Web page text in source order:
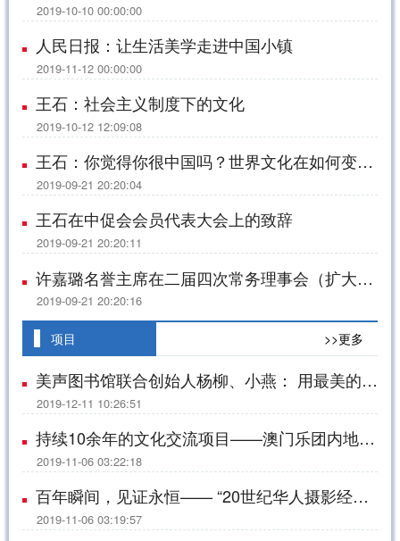
2019-10-10 00:00:00
人民日报：让生活美学走进中国小镇
2019-11-12 00:00:00
王石：社会主义制度下的文化
2019-10-12 12:09:08
王石：你觉得你很中国吗？世界文化在如何变革？
2019-09-21 20:20:04
王石在中促会会员代表大会上的致辞
2019-09-21 20:20:11
许嘉璐名誉主席在二届四次常务理事会（扩大）会上的讲话
2019-09-21 20:20:16
项目 >>更多
美声图书馆联合创始人杨柳、小燕： 用最美的声音，解读最美的文字，让孩子爱上“悦”读
2019-12-11 10:26:51
持续10余年的文化交流项目——澳门乐团内地巡演
2019-11-06 03:22:18
百年瞬间，见证永恒—— “20世纪华人摄影经典”系列活动
2019-11-06 03:19:57